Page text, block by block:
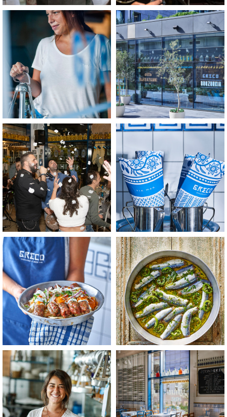
לפתיחת
התמונה
בגדול
-
+
לפתיחת
התמונה
בגדול
-
+
לפתיחת
התמונה
בגדול
-
+
לפתיחת
+
לפתיחת
התמונה
בגדול
+
לפתיחת
התמונה
בגדול
-
+
לפתיחת
התמונה
בגדול
-
+
לפתיחת
התמונה
בגדול
-
+